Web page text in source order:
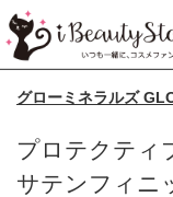
グローミネラルズ
プロテクティ
サテンフィニ